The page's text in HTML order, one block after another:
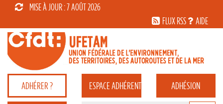
MISE À JOUR : 7 AOÛT 2026
FLUX RSS
AIDE
ADHÉRER ? ESPACEADHÉRENT ADHÉSION